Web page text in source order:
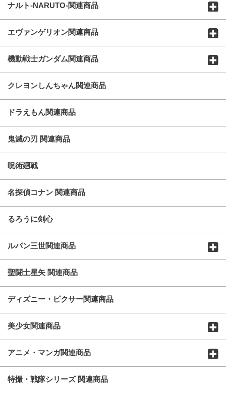
ナルト-NARUTO-関連商品
エヴァンゲリオン関連商品
機動戦士ガンダム関連商品
クレヨンしんちゃん関連商品
ドラえもん関連商品
鬼滅の刃 関連商品
呪術廻戦
名探偵コナン 関連商品
るろうに剣心
ルパン三世関連商品
聖闘士星矢 関連商品
ディズニー・ピクサー関連商品
美少女関連商品
アニメ・マンガ関連商品
特撮・戦隊シリーズ 関連商品